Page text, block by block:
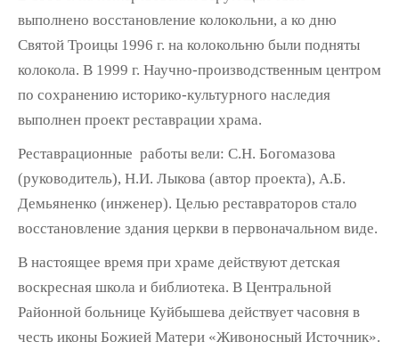
выполнено восстановление колокольни, а ко дню
Святой Троицы 1996 г. на колокольню были подняты
колокола. В 1999 г. Научно-производственным центром
по сохранению историко-культурного наследия
выполнен проект реставрации храма.
Реставрационные работы вели: С.Н. Богомазова
(руководитель), Н.И. Лыкова (автор проекта), А.Б.
Демьяненко (инженер). Целью реставраторов стало
восстановление здания церкви в первоначальном виде.
В настоящее время при храме действуют детская
воскресная школа и библиотека. В Центральной
Районной больнице Куйбышева действует часовня в
честь иконы Божией Матери «Живоносный Источник».